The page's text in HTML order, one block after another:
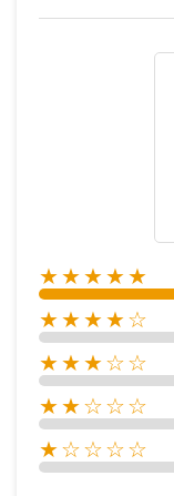
★★★★★
★★★★☆
★★★☆☆
★★☆☆☆
★☆☆☆☆